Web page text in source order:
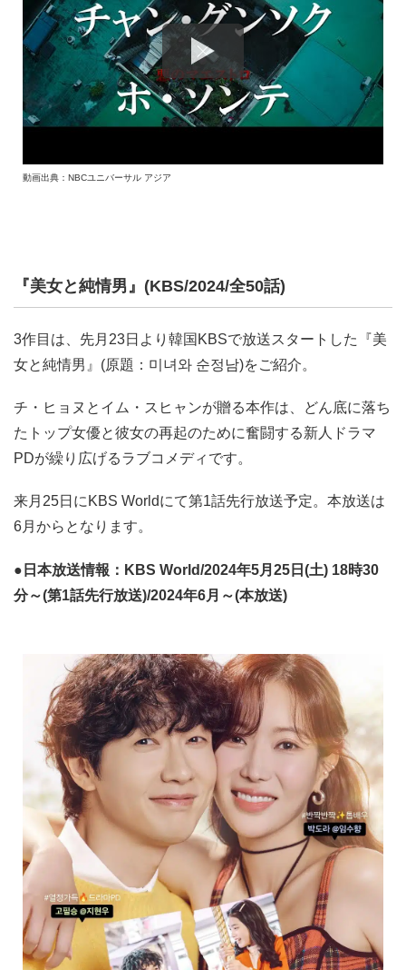
動画出典：NBCユニバーサル アジア
『美女と純情男』(KBS/2024/全50話)
3作目は、先月23日より韓国KBSで放送スタートした『美
女と純情男』(原題：미녀와 순정남)をご紹介。
チ・ヒョヌとイム・スヒャンが贈る本作は、どん底に落ち
たトップ女優と彼女の再起のために奮闘する新人ドラマ
PDが繰り広げるラブコメディです。
来月25日にKBS Worldにて第1話先行放送予定。本放送は
6月からとなります。
●日本放送情報：KBS World/2024年5月25日(土) 18時30
分～(第1話先行放送)/2024年6月～(本放送)